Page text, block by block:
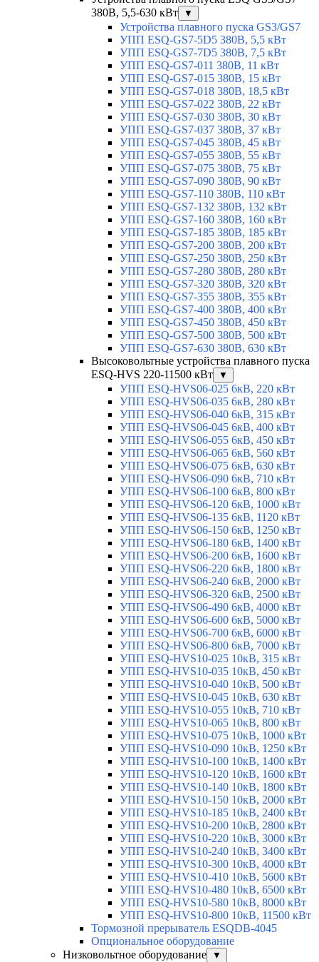
380В, 5,5-630 кВт
▼
Устройства плавного пуска GS3/GS7
УПП ESQ-GS7-5D5 380В, 5,5 кВт
УПП ESQ-GS7-7D5 380В, 7,5 кВт
УПП ESQ-GS7-011 380В, 11 кВт
УПП ESQ-GS7-015 380В, 15 кВт
УПП ESQ-GS7-018 380В, 18,5 кВт
УПП ESQ-GS7-022 380В, 22 кВт
УПП ESQ-GS7-030 380В, 30 кВт
УПП ESQ-GS7-037 380В, 37 кВт
УПП ESQ-GS7-045 380В, 45 кВт
УПП ESQ-GS7-055 380В, 55 кВт
УПП ESQ-GS7-075 380В, 75 кВт
УПП ESQ-GS7-090 380В, 90 кВт
УПП ESQ-GS7-110 380В, 110 кВт
УПП ESQ-GS7-132 380В, 132 кВт
УПП ESQ-GS7-160 380В, 160 кВт
УПП ESQ-GS7-185 380В, 185 кВт
УПП ESQ-GS7-200 380В, 200 кВт
УПП ESQ-GS7-250 380В, 250 кВт
УПП ESQ-GS7-280 380В, 280 кВт
УПП ESQ-GS7-320 380В, 320 кВт
УПП ESQ-GS7-355 380В, 355 кВт
УПП ESQ-GS7-400 380В, 400 кВт
УПП ESQ-GS7-450 380В, 450 кВт
УПП ESQ-GS7-500 380В, 500 кВт
УПП ESQ-GS7-630 380В, 630 кВт
Высоковольтные устройства плавного пуска
ESQ-HVS 220-11500 кВт
▼
УПП ESQ-HVS06-025 6кВ, 220 кВт
УПП ESQ-HVS06-035 6кВ, 280 кВт
УПП ESQ-HVS06-040 6кВ, 315 кВт
УПП ESQ-HVS06-045 6кВ, 400 кВт
УПП ESQ-HVS06-055 6кВ, 450 кВт
УПП ESQ-HVS06-065 6кВ, 560 кВт
УПП ESQ-HVS06-075 6кВ, 630 кВт
УПП ESQ-HVS06-090 6кВ, 710 кВт
УПП ESQ-HVS06-100 6кВ, 800 кВт
УПП ESQ-HVS06-120 6кВ, 1000 кВт
УПП ESQ-HVS06-135 6кВ, 1120 кВт
УПП ESQ-HVS06-150 6кВ, 1250 кВт
УПП ESQ-HVS06-180 6кВ, 1400 кВт
УПП ESQ-HVS06-200 6кВ, 1600 кВт
УПП ESQ-HVS06-220 6кВ, 1800 кВт
УПП ESQ-HVS06-240 6кВ, 2000 кВт
УПП ESQ-HVS06-320 6кВ, 2500 кВт
УПП ESQ-HVS06-490 6кВ, 4000 кВт
УПП ESQ-HVS06-600 6кВ, 5000 кВт
УПП ESQ-HVS06-700 6кВ, 6000 кВт
УПП ESQ-HVS06-800 6кВ, 7000 кВт
УПП ESQ-HVS10-025 10кВ, 315 кВт
УПП ESQ-HVS10-035 10кВ, 450 кВт
УПП ESQ-HVS10-040 10кВ, 500 кВт
УПП ESQ-HVS10-045 10кВ, 630 кВт
УПП ESQ-HVS10-055 10кВ, 710 кВт
УПП ESQ-HVS10-065 10кВ, 800 кВт
УПП ESQ-HVS10-075 10кВ, 1000 кВт
УПП ESQ-HVS10-090 10кВ, 1250 кВт
УПП ESQ-HVS10-100 10кВ, 1400 кВт
УПП ESQ-HVS10-120 10кВ, 1600 кВт
УПП ESQ-HVS10-140 10кВ, 1800 кВт
УПП ESQ-HVS10-150 10кВ, 2000 кВт
УПП ESQ-HVS10-185 10кВ, 2400 кВт
УПП ESQ-HVS10-200 10кВ, 2800 кВт
УПП ESQ-HVS10-220 10кВ, 3000 кВт
УПП ESQ-HVS10-240 10кВ, 3400 кВт
УПП ESQ-HVS10-300 10кВ, 4000 кВт
УПП ESQ-HVS10-410 10кВ, 5600 кВт
УПП ESQ-HVS10-480 10кВ, 6500 кВт
УПП ESQ-HVS10-580 10кВ, 8000 кВт
УПП ESQ-HVS10-800 10кВ, 11500 кВт
Тормозной прерыватель ESQDB-4045
Опциональное оборудование
Низковольтное оборудование
▼